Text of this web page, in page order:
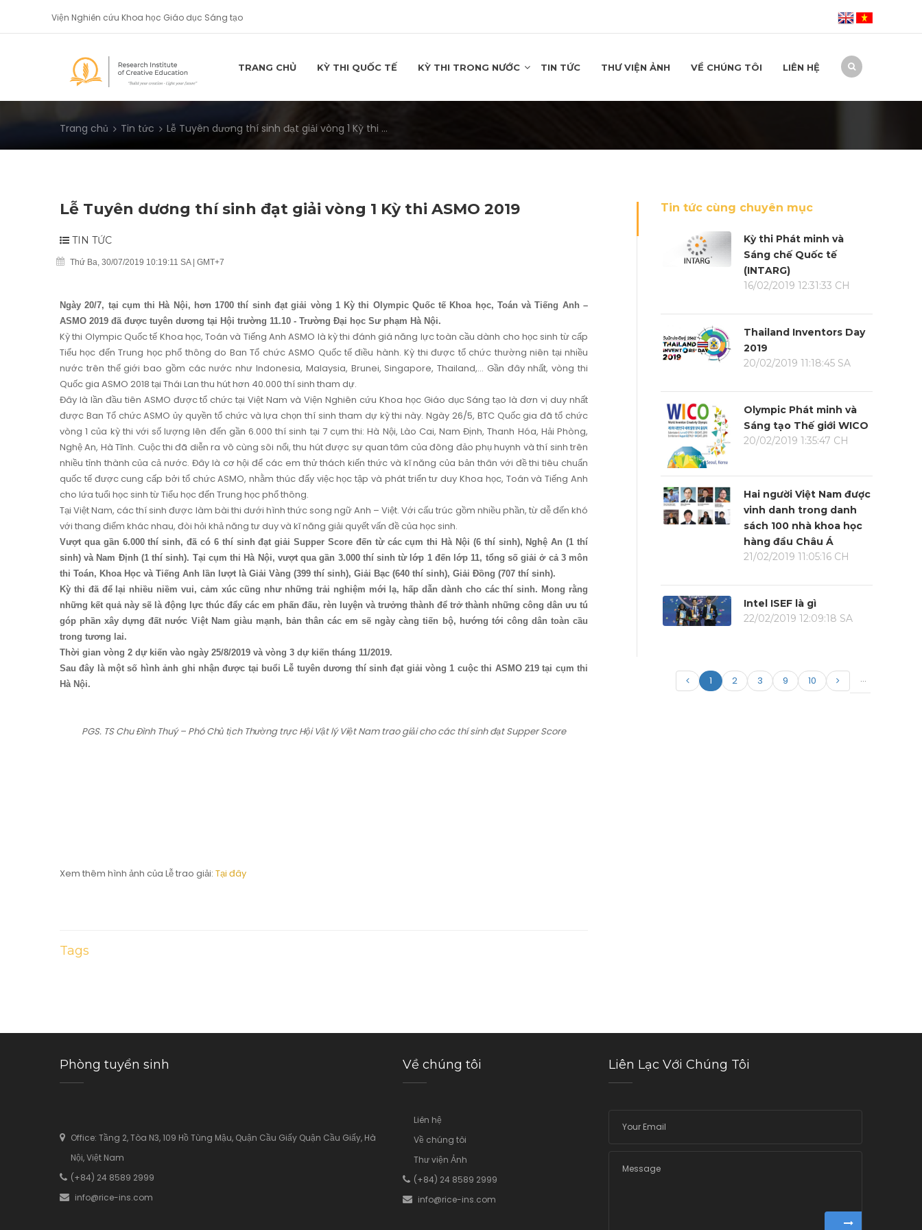
Viện Nghiên cứu Khoa học Giáo dục Sáng tạo
TRANG CHỦ KỲ THI QUỐC TẾ KỲ THI TRONG NƯỚC TIN TỨC THƯ VIỆN ẢNH VỀ CHÚNG TÔI LIÊN HỆ
Trang chủ Tin tức Lễ Tuyên dương thí sinh đạt giải vòng 1 Kỳ thi ...
Lễ Tuyên dương thí sinh đạt giải vòng 1 Kỳ thi ASMO 2019
TIN TỨC
Thứ Ba, 30/07/2019 10:19:11 SA | GMT+7
Ngày 20/7, tại cụm thi Hà Nội, hơn 1700 thí sinh đạt giải vòng 1 Kỳ thi Olympic Quốc tế Khoa học, Toán và Tiếng Anh –
ASMO 2019 đã được tuyên dương tại Hội trường 11.10 - Trường Đại học Sư phạm Hà Nội.
Kỳ thi Olympic Quốc tế Khoa học, Toán và Tiếng Anh ASMO là kỳ thi đánh giá năng lực toàn cầu dành cho học sinh từ cấp
Tiểu học đến Trung học phổ thông do Ban Tổ chức ASMO Quốc tế điều hành. Kỳ thi được tổ chức thường niên tại nhiều
nước trên thế giới bao gồm các nước như Indonesia, Malaysia, Brunei, Singapore, Thailand,... Gần đây nhất, vòng thi
Quốc gia ASMO 2018 tại Thái Lan thu hút hơn 40.000 thí sinh tham dự.
Đây là lần đầu tiên ASMO được tổ chức tại Việt Nam và Viện Nghiên cứu Khoa học Giáo dục Sáng tạo là đơn vị duy nhất
được Ban Tổ chức ASMO ủy quyền tổ chức và lựa chọn thí sinh tham dự kỳ thi này. Ngày 26/5, BTC Quốc gia đã tổ chức
vòng 1 của kỳ thi với số lượng lên đến gần 6.000 thí sinh tại 7 cụm thi: Hà Nội, Lào Cai, Nam Định, Thanh Hóa, Hải Phòng,
Nghệ An, Hà Tĩnh. Cuộc thi đã diễn ra vô cùng sôi nổi, thu hút được sự quan tâm của đông đảo phụ huynh và thí sinh trên
nhiều tỉnh thành của cả nước. Đây là cơ hội để các em thử thách kiến thức và kĩ năng của bản thân với đề thi tiêu chuẩn
quốc tế được cung cấp bởi tổ chức ASMO, nhằm thúc đẩy việc học tập và phát triển tư duy Khoa học, Toán và Tiếng Anh
cho lứa tuổi học sinh từ Tiểu học đến Trung học phổ thông.
Tại Việt Nam, các thí sinh được làm bài thi dưới hình thức song ngữ Anh – Việt. Với cấu trúc gồm nhiều phần, từ dễ đến khó
với thang điểm khác nhau, đòi hỏi khả năng tư duy và kĩ năng giải quyết vấn đề của học sinh.
Vượt qua gần 6.000 thí sinh, đã có 6 thí sinh đạt giải Supper Score đến từ các cụm thi Hà Nội (6 thí sinh), Nghệ An (1 thí
sinh) và Nam Định (1 thí sinh). Tại cụm thi Hà Nội, vượt qua gần 3.000 thí sinh từ lớp 1 đến lớp 11, tổng số giải ở cả 3 môn
thi Toán, Khoa Học và Tiếng Anh lần lượt là Giải Vàng (399 thí sinh), Giải Bạc (640 thí sinh), Giải Đồng (707 thí sinh).
Kỳ thi đã để lại nhiều niềm vui, cảm xúc cũng như những trải nghiệm mới lạ, hấp dẫn dành cho các thí sinh. Mong rằng
những kết quả này sẽ là động lực thúc đẩy các em phấn đấu, rèn luyện và trưởng thành để trở thành những công dân ưu tú
góp phần xây dựng đất nước Việt Nam giàu mạnh, bản thân các em sẽ ngày càng tiến bộ, hướng tới công dân toàn cầu
trong tương lai.
Thời gian vòng 2 dự kiến vào ngày 25/8/2019 và vòng 3 dự kiến tháng 11/2019.
Sau đây là một số hình ảnh ghi nhận được tại buổi Lễ tuyên dương thí sinh đạt giải vòng 1 cuộc thi ASMO 219 tại cụm thi
Hà Nội.
PGS. TS Chu Đình Thuý – Phó Chủ tịch Thường trực Hội Vật lý Việt Nam trao giải cho các thí sinh đạt Supper Score
Xem thêm hình ảnh của Lễ trao giải: Tại đây
Tags
Tin tức cùng chuyên mục
Kỳ thi Phát minh và
Sáng chế Quốc tế
(INTARG)
16/02/2019 12:31:33 CH
Thailand Inventors Day
2019
20/02/2019 11:18:45 SA
Olympic Phát minh và
Sáng tạo Thế giới WICO
20/02/2019 1:35:47 CH
Hai người Việt Nam được
vinh danh trong danh
sách 100 nhà khoa học
hàng đầu Châu Á
21/02/2019 11:05:16 CH
Intel ISEF là gì
22/02/2019 12:09:18 SA
1 2 3 ...
9 10
Phòng tuyển sinh
Office: Tầng 2, Tòa N3, 109 Hồ Tùng Mậu, Quận Cầu Giấy Quận Cầu Giấy, Hà
Nội, Việt Nam
(+84) 24 8589 2999
info@rice-ins.com
Về chúng tôi
Liên hệ
Về chúng tôi
Thư viện Ảnh
(+84) 24 8589 2999
info@rice-ins.com
Liên Lạc Với Chúng Tôi